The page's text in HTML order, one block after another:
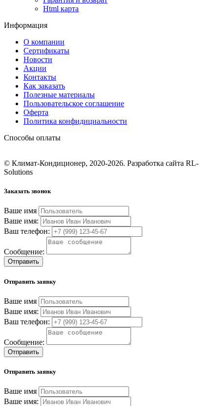
Html карта
Информация
О компании
Сертификаты
Новости
Акции
Контакты
Как заказать
Полезные материалы
Пользовательское соглашение
Оферта
Политика конфидициальности
Способы оплаты
© Климат-Кондиционер, 2020-2026. Разработка сайта RL-
Solutions
Заказать звонок
Ваше имя
Ваше имя:
Ваш телефон:
Сообщение:
Отправить
Отправить заявку
Ваше имя
Ваше имя:
Ваш телефон:
Сообщение:
Отправить
Отправить заявку
Ваше имя
Ваше имя: